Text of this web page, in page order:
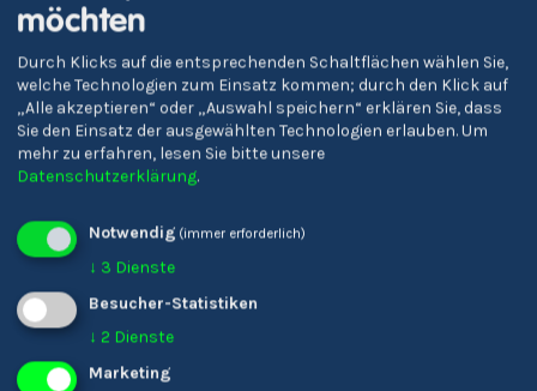
Sozialwissenschaftliches
Gasser'
möchten
Durch Klicks auf die entsprechenden Schaltflächen wählen Sie,
welche Technologien zum Einsatz kommen; durch den Klick auf
„Alle akzeptieren“ oder „Auswahl speichern“ erklären Sie, dass
Sie den Einsatz der ausgewählten Technologien erlauben.Um
mehr zu erfahren, lesen Sie bitte unsere
Datenschutzerklärung.
Notwendig (immer erforderlich)
↓ 3 Dienste
Besucher-Statistiken
↓ 2 Dienste
Marketing